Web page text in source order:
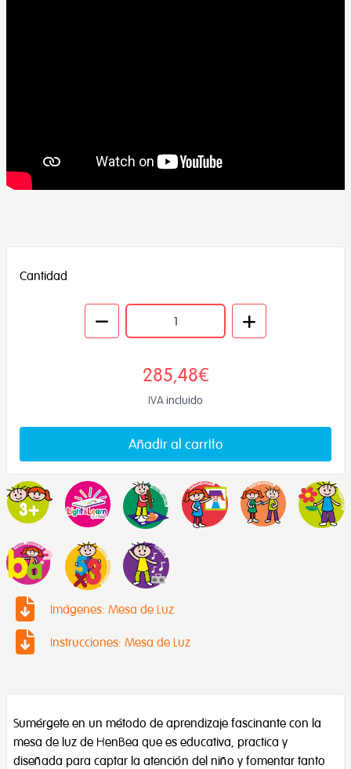
Cantidad
285,48€
IVA incluido
Añadir al carrito
Imágenes: Mesa de Luz
Instrucciones: Mesa de Luz
Sumérgete en un método de aprendizaje fascinante con la
mesa de luz de HenBea que es educativa, practica y
diseñada para captar la atención del niño y fomentar tanto